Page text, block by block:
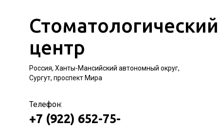
Стоматологический
центр
Россия, Ханты-Мансийский автономный округ,
Сургут, проспект Мира
Телефон:
+7 (922) 652-75-